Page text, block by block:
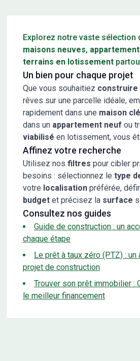
Explorez notre vaste sélection
maisons neuves,
terrains en lotissement
Un bien pour chaque projet
Que vous souhaitiez construire
rêves sur une parcelle idéale,
rapidement dans une maison
dans un appartement neuf ou
viabilisé en lotissement, vous
Affinez votre recherche
Utilisez nos filtres pour cibler
besoins : sélectionnez le type
votre localisation préférée,
budget et précisez la surface
Consultez nos guides
Guide de construction : un
chaque étape
Le prêt à taux zéro (PTZ) :
projet de construction
Trouver son prêt immobilier :
le meilleur financement